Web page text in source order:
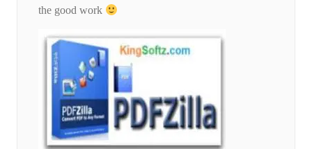
the good work